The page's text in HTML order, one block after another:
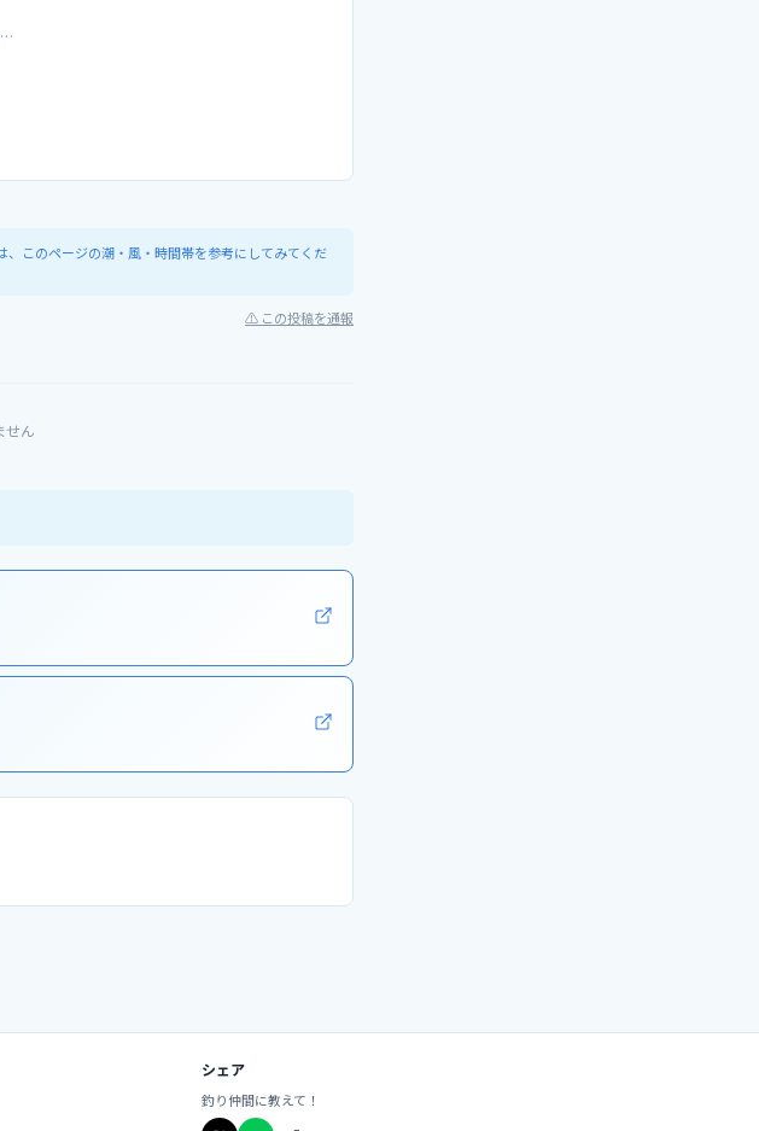
…
このページの潮・風・時間帯を参考にしてみてくだ
⚠ この投稿を通報
せん
シェア
釣り仲間に教えて！